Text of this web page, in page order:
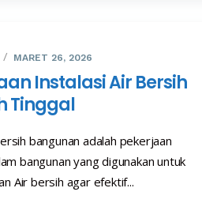
MARET 26, 2026
Instalasi Air Bersih
Tinggal
bangunan adalah pekerjaan
bangunan yang digunakan untuk
Air bersih agar efektif...